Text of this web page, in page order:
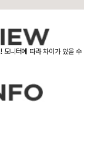
모니터에 따라 차이가 있을 수